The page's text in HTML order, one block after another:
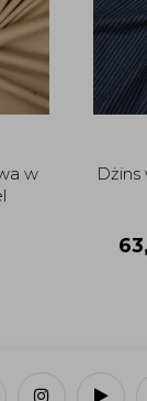
w
Dżins